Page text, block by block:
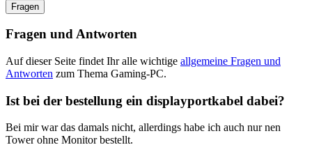
Fragen
Fragen und Antworten
Auf dieser Seite findet Ihr alle wichtige allgemeine Fragen und
Antworten zum Thema Gaming-PC.
Ist bei der bestellung ein displayportkabel dabei?
Bei mir war das damals nicht, allerdings habe ich auch nur nen
Tower ohne Monitor bestellt.